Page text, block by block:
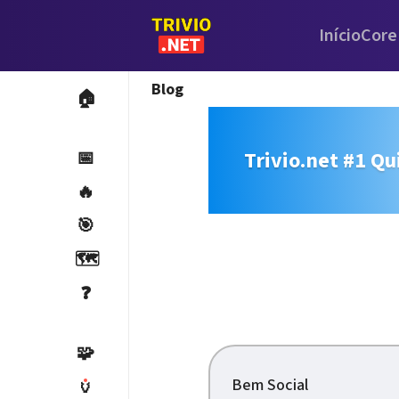
InícioCore
Blog
🏠
📅
🔥
🎯
🗺️
❓
🧩
🏺
Trivio.net #1
Bem Social